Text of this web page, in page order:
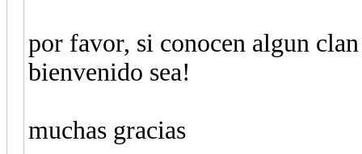
por favor, si conocen algun
bienvenido sea!
muchas gracias